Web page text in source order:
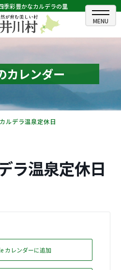
季彩豊かなカルデラの里
Language▼
カレンダー
ルデラ温泉定休日
ラ温泉定休日
カレンダーに追加